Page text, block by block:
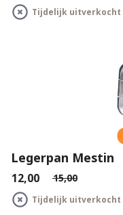
Tijdelijk uitverkocht
Legerpan Mestin
€12,00 €15,00
Tijdelijk uitverkocht